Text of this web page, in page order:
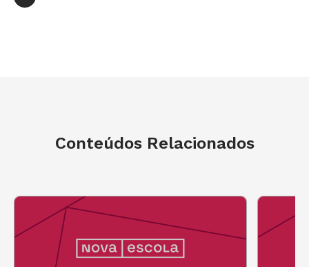
Conteúdos Relacionados